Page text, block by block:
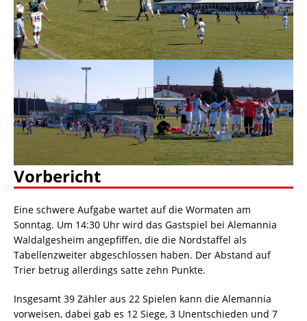
Vorbericht
Eine schwere Aufgabe wartet auf die Wormaten am
Sonntag. Um 14:30 Uhr wird das Gastspiel bei Alemannia
Waldalgesheim angepfiffen, die die Nordstaffel als
Tabellenzweiter abgeschlossen haben. Der Abstand auf
Trier betrug allerdings satte zehn Punkte.
Insgesamt 39 Zähler aus 22 Spielen kann die Alemannia
vorweisen, dabei gab es 12 Siege, 3 Unentschieden und 7